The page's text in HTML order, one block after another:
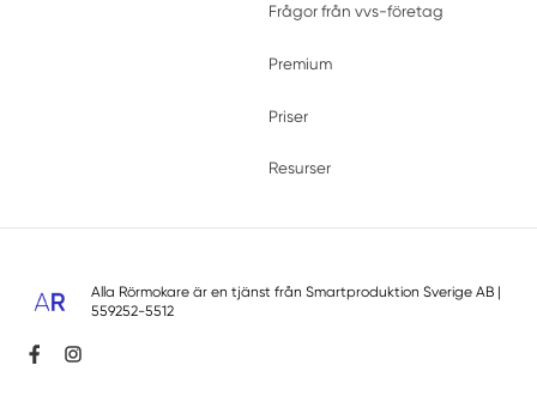
Frågor från vvs-företag
Premium
Priser
Resurser
Alla Rörmokare är en tjänst frånSmartproduktion Sverige AB |
559252-5512